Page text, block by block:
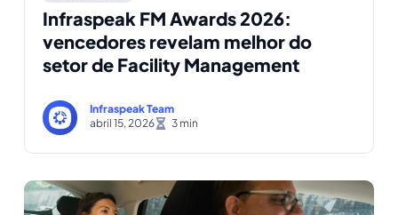
Infraspeak FM Awards 2026:
vencedores revelam melhor do
setor de Facility Management
Infraspeak Team
abril 15, 2026